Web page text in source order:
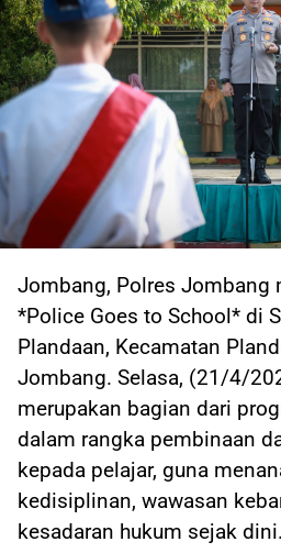
Jombang, Polres Jombang
*Police Goes to School* di
Plandaan, Kecamatan
Jombang. Selasa, (21/4/
merupakan bagian dari
dalam rangka pembinaan
kepada pelajar, guna
kedisiplinan, wawasan
kesadaran hukum sejak dini.